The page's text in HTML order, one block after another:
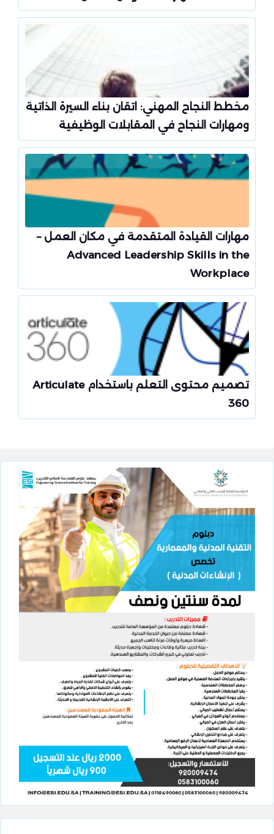
مخطط النجاح المهني: اتقان بناء السيرة الذاتية
ومهارات النجاح في المقابلات الوظيفية
مهارات القيادة المتقدمة في مكان العمل –
Advanced Leadership Skills in the
Workplace
تصميم محتوى التعلم باستخدام Articulate
360